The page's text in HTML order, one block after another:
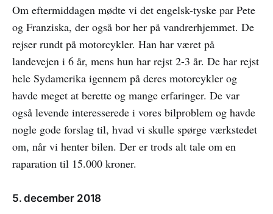
Om eftermiddagen mødte vi det engelsk-tyske par Pete
og Franziska, der også bor her på vandrerhjemmet. De
rejser rundt på motorcykler. Han har været på
landevejen i 6 år, mens hun har rejst 2-3 år. De har rejst
hele Sydamerika igennem på deres motorcykler og
havde meget at berette og mange erfaringer. De var
også levende interesserede i vores bilproblem og havde
nogle gode forslag til, hvad vi skulle spørge værkstedet
om, når vi henter bilen. Der er trods alt tale om en
raparation til 15.000 kroner.
5. december 2018